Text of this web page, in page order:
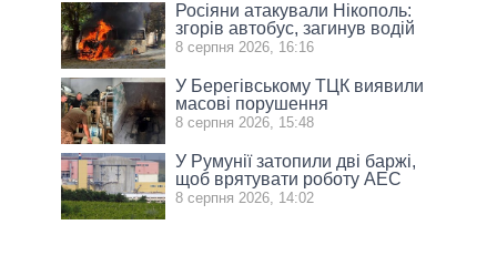
Росіяни атакували Нікополь:
згорів автобус, загинув водій
8 серпня 2026, 16:16
У Берегівському ТЦК виявили
масові порушення
8 серпня 2026, 15:48
У Румунії затопили дві баржі,
щоб врятувати роботу АЕС
8 серпня 2026, 14:02